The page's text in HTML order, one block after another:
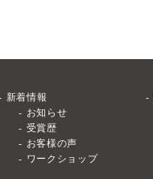
新着情報
お知らせ
受賞歴
お客様の声
ワークショップ